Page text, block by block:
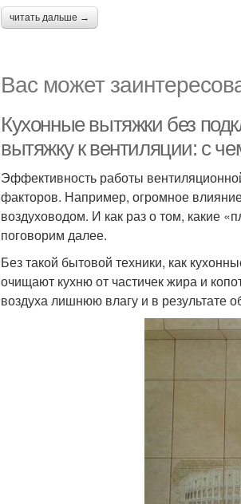
читать дальше →
Вас может
Кухонные вытяжки без
вытяжку к вентиляции: с
Эффективность работы
факторов. Например, огромное
воздуховодом. И как раз о том, какие
поговорим далее.
Без такой бытовой техники, как
очищают кухню от частичек жира и
воздуха лишнюю влагу и в результате